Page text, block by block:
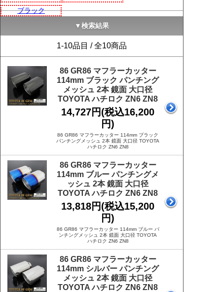
ブラック
▼検索結果
1-10品目 / 全10商品
86 GR86 マフラーカッター
114mm ブラック パンチング
メッシュ 2本 鏡面 大口径
TOYOTA ハチロク ZN6 ZN8
14,727円(税込16,200
円)
86 GR86 マフラーカッター 114mm ブラック
パンチングメッシュ 2本 鏡面 大口径 TOYOTA
ハチロク ZN6 ZN8
86 GR86 マフラーカッター
114mm ブルー パンチングメ
ッシュ 2本 鏡面 大口径
TOYOTA ハチロク ZN6 ZN8
13,818円(税込15,200
円)
86 GR86 マフラーカッター 114mm ブルー パ
ンチングメッシュ 2本 鏡面 大口径 TOYOTA
ハチロク ZN6 ZN8
86 GR86 マフラーカッター
114mm シルバー パンチング
メッシュ 2本 鏡面 大口径
TOYOTA ハチロク ZN6 ZN8